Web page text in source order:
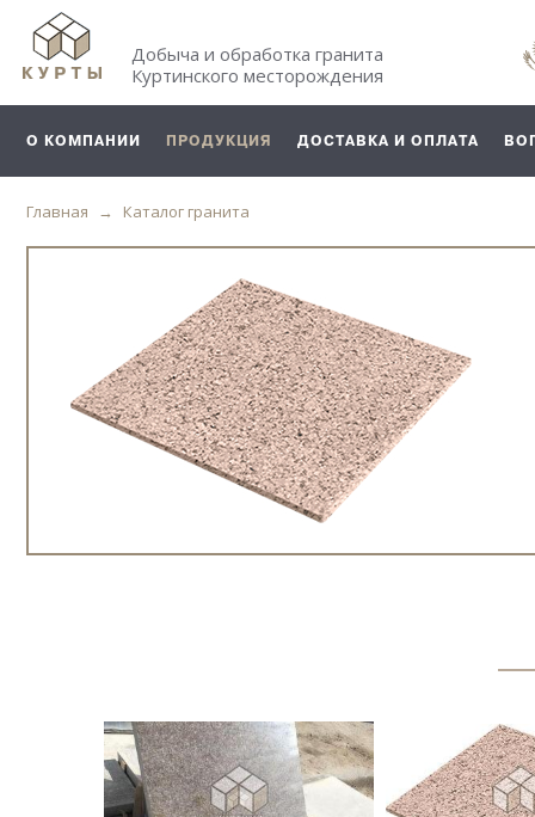
Добыча и обработка гранита
Куртинского месторождения
О КОМПАНИИ ПРОДУКЦИЯ ДОСТАВКА И ОПЛАТА
Главная Каталог гранита